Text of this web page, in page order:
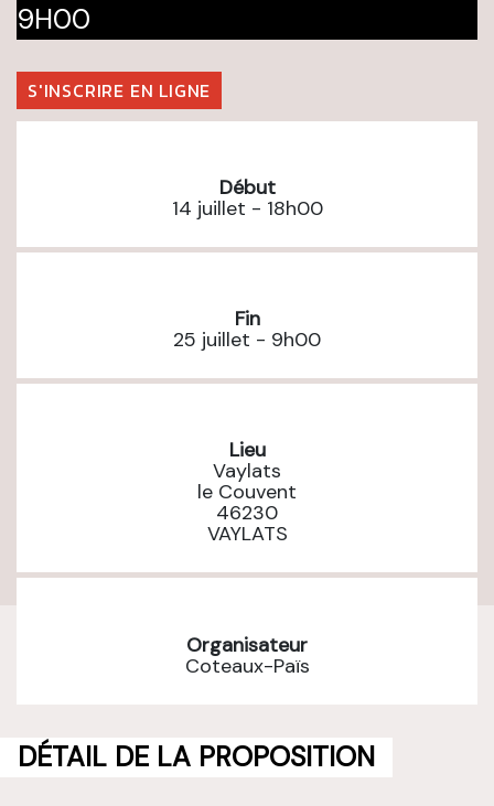
9H00
S'INSCRIRE EN LIGNE
Début
14 juillet - 18h00
Fin
25 juillet - 9h00
Lieu
Vaylats
le Couvent
46230
VAYLATS
Organisateur
Coteaux-Païs
DÉTAIL DE LA PROPOSITION